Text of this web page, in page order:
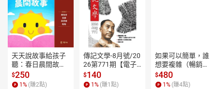
天天說故事給孩子
聽：春日晨間故事
【有聲書】
$250
1 % (賺2點)
傳記文學-8月號/20
26第771期【電子
書】
$140
1 % (賺1 點)
如果可以簡單，誰
想要複雜（暢銷經
典新編版）【電子
書】
$480
1 % (賺4點)